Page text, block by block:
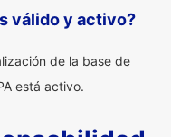
válido y activo?
de la base de
está activo.